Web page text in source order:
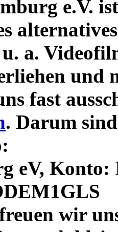
e.V.
a.
und
fast
. Darum
eV, Konto:
wir